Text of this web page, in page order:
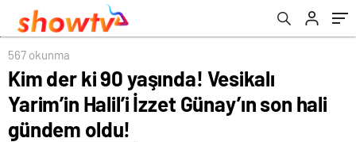
567 okunma
Kim der ki 90 yaşında! Vesikalı
Yarim’in Halil’i İzzet Günay’ın son hali
gündem oldu!